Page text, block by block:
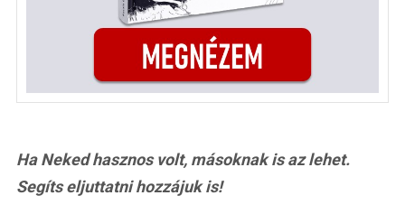
Ha Neked hasznos volt, másoknak is az lehet.
Segíts eljuttatni hozzájuk is!